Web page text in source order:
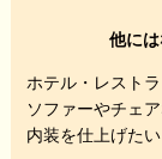
他に
ホテル・レスト
ソファーやチェ
内装を仕上げたい